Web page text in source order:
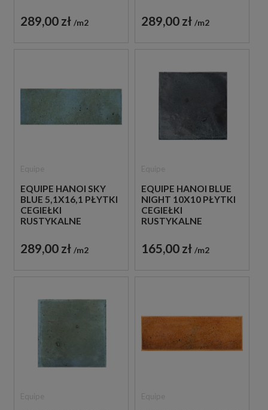
289,00 zł m2 289,00 zł m2
EQUIPE HANOI SKY
BLUE 5,1X16,1 PŁYTKI
CEGIEŁKI
RUSTYKALNE
289,00 zł m2
EQUIPE HANOI BLUE
NIGHT 10X10 PŁYTKI
CEGIEŁKI
RUSTYKALNE
165,00 zł m2